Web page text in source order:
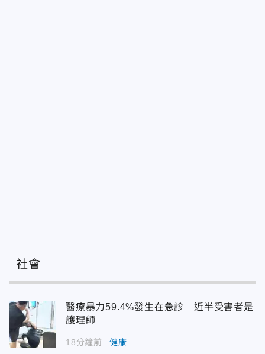
社會
醫療暴力59.4%發生在急診 近半受害者是
護理師
18分鐘前 健康